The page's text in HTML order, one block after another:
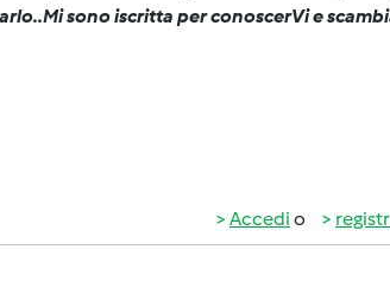
sono iscritta per conoscerVi e
Accedi o